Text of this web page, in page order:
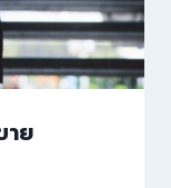
ย